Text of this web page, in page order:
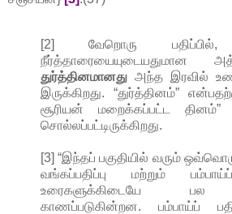
[2] வேறொரு பதிப்பில்,
நீர்த்தாரையையுடையதுமான
துர்த்தினமானது அந்த இரவில்
இருக்கிறது. “துர்த்தினம்”
சூரியன் மறைக்கப்பட்ட
சொல்லப்பட்டிருக்கிறது.
[3] “இந்தப் பகுதியில் வரும்
வங்கப்பதிப்பு மற்றும்
உரைகளுக்கிடையே பல
காணப்படுகின்றன. பம்பாய்ப்